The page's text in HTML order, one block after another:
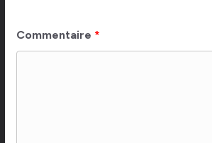
Commentaire *